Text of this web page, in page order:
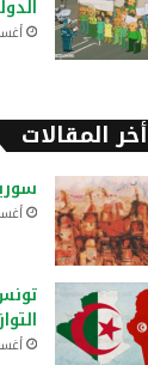
أخر المقالات